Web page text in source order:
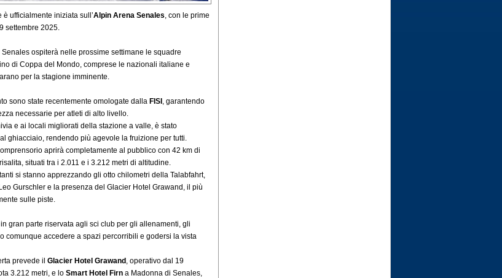
ufficialmente iniziata sull’Alpin Arena Senales, con le prime
settembre 2025.
Senales ospiterà nelle prossime settimane le squadre
di Coppa del Mondo, comprese le nazionali italiane e
per la stagione imminente.
sono state recentemente omologate dalla FISI , garantendo
necessarie per atleti di alto livello.
e ai locali migliorati della stazione a valle, è stato
ghiacciaio, rendendo più agevole la fruizione per tutti.
aprirà completamente al pubblico con 42 km di
situati tra i 2.011 e i 3.212 metri di altitudine.
si stanno apprezzando gli otto chilometri della Talabfahrt,
Gurschler e la presenza del Glacier Hotel Grawand, il più
sulle piste.
in gran parte riservata agli sci club per gli allenamenti, gli
comunque accedere a spazi percorribili e godersi la vista
prevede il Glacier Hotel Grawand , operativo dal 19
3.212 metri, e lo Smart Hotel Firn a Madonna di Senales,